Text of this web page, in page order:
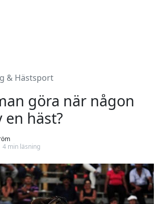
& Hästsport
göra när någon
en häst?
4 min läsning